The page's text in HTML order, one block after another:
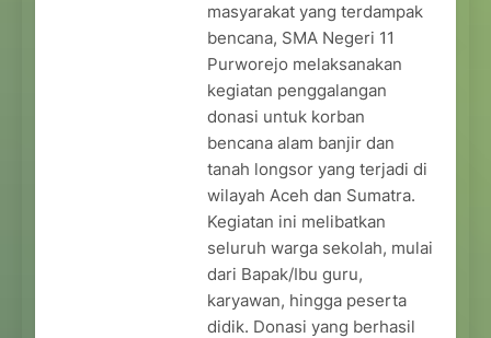
masyarakat yang terdampak
bencana, SMA Negeri 11
Purworejo melaksanakan
kegiatan penggalangan
donasi untuk korban
bencana alam banjir dan
tanah longsor yang terjadi di
wilayah Aceh dan Sumatra.
Kegiatan ini melibatkan
seluruh warga sekolah, mulai
dari Bapak/Ibu guru,
karyawan, hingga peserta
didik. Donasi yang berhasil